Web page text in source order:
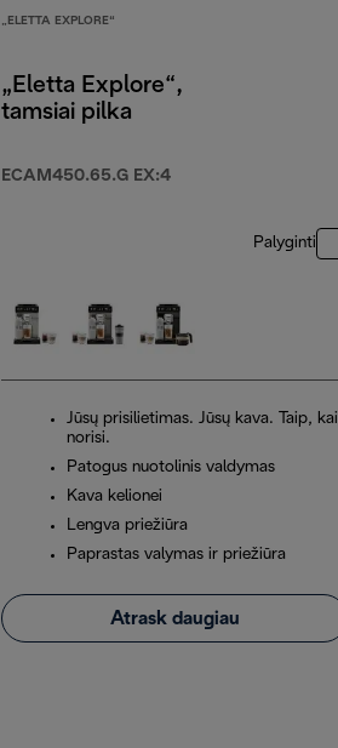
„ELETTA EXPLORE“
„Eletta Explore“,
tamsiai pilka
ECAM450.65.G EX:4
Palyginti
Jūsų prisilietimas. Jūsų kava. Taip,
norisi.
Patogus nuotolinis valdymas
Kava kelionei
Lengva priežiūra
Paprastas valymas ir priežiūra
Atrask daugiau